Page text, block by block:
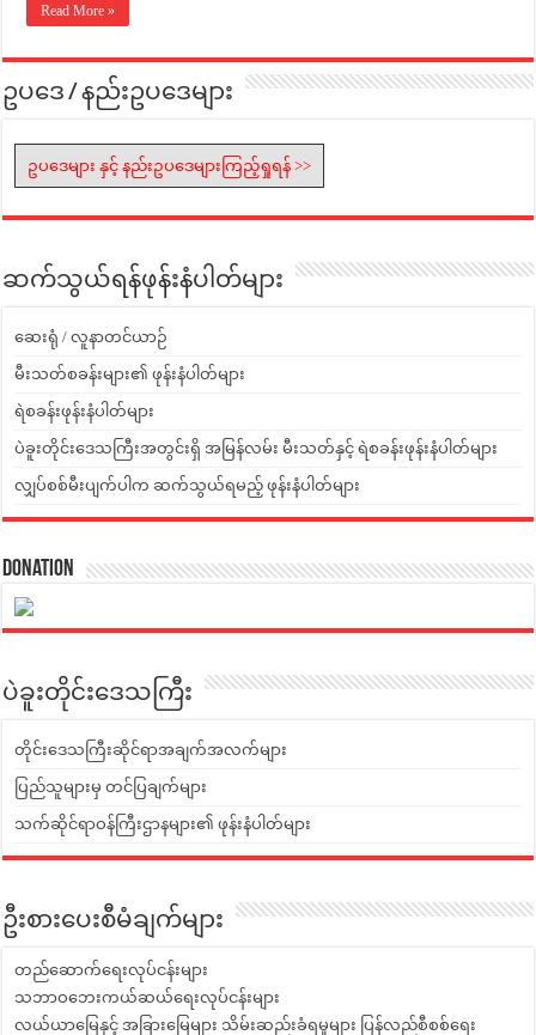
Read More »
ဥပဒေ / နည်းဥပဒေများ
ဥပဒေများ နှင့် နည်းဥပဒေများကြည့်ရှုရန် >>
ဆက်သွယ်ရန်ဖုန်းနံပါတ်များ
ဆေးရုံ / လူနာတင်ယာဉ်
မီးသတ်စခန်းများ၏ ဖုန်းနံပါတ်များ
ရဲစခန်းဖုန်းနံပါတ်များ
ပဲခူးတိုင်းဒေသကြီးအတွင်းရှိ အမြန်လမ်း မီးသတ်နှင့် ရဲစခန်းဖုန်းနံပါတ်များ
လျှပ်စစ်မီးပျက်ပါက ဆက်သွယ်ရမည့် ဖုန်းနံပါတ်များ
Donation
ပဲခူးတိုင်းဒေသကြီး
တိုင်းဒေသကြီးဆိုင်ရာအချက်အလက်များ
ပြည်သူများမှ တင်ပြချက်များ
သက်ဆိုင်ရာဝန်ကြီးဌာနများ၏ ဖုန်းနံပါတ်များ
ဦးစားပေးစီမံချက်များ
တည်ဆောက်ရေးလုပ်ငန်းများ
သဘာဝဘေးကယ်ဆယ်ရေးလုပ်ငန်းများ
လယ်ယာမြေနှင့် အခြားမြေများ သိမ်းဆည်းခံရမှုများ ပြန်လည်စီစစ်ရေး